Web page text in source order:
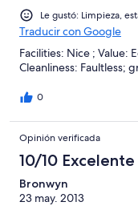
Le gustó: Limpieza,
Traducir con Google
Facilities: Nice ; Value:
Cleanliness: Faultless;
0
Opinión verificada
10/10 Excelente
Bronwyn
23 may. 2013